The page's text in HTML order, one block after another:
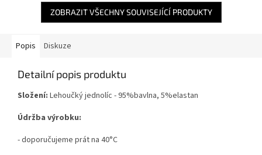
ZOBRAZIT VŠECHNY SOUVISEJÍCÍ PRODUKTY
Popis Diskuze
Detailní popis produktu
Složení: Lehoučký jednolíc -95%bavlna, 5%elastan
Údržba výrobku:
- doporučujeme prát na 40°C